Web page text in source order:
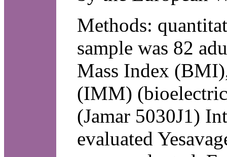
Methods:
sample was 82
Mass Index
(IMM)
(Jamar 5030J1)
evaluated